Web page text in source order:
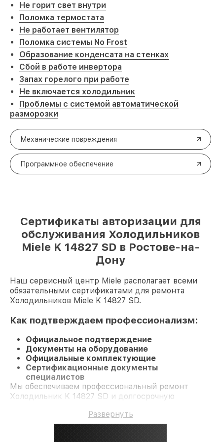
Не горит свет внутри
Поломка термостата
Не работает вентилятор
Поломка системы No Frost
Образование конденсата на стенках
Сбой в работе инвертора
Запах горелого при работе
Не включается холодильник
Проблемы с системой автоматической
разморозки
Механические повреждения
Программное обеспечение
Сертификаты авторизации для
обслуживания Холодильников
Miele K 14827 SD в Ростове-на-
Дону
Наш сервисный центр Miele располагает всеми
обязательными сертификатами для ремонта
Холодильников Miele K 14827 SD.
Как подтверждаем профессионализм:
Официальное подтверждение
Документы на оборудование
Официальные комплектующие
Сертификационные документы
специалистов
Мы обеспечиваем профессиональный ремонт
Холодильник K 14827 SD и долгосрочную
Развернуть